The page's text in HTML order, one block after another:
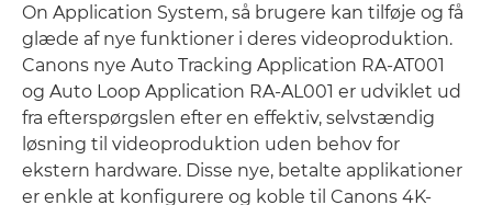
On Application System, så brugere kan tilføje og få
glæde af nye funktioner i deres videoproduktion.
Canons nye Auto Tracking Application RA-AT001
og Auto Loop Application RA-AL001 er udviklet ud
fra efterspørgslen efter en effektiv, selvstændig
løsning til videoproduktion uden behov for
ekstern hardware. Disse nye, betalte applikationer
er enkle at konfigurere og koble til Canons 4K-